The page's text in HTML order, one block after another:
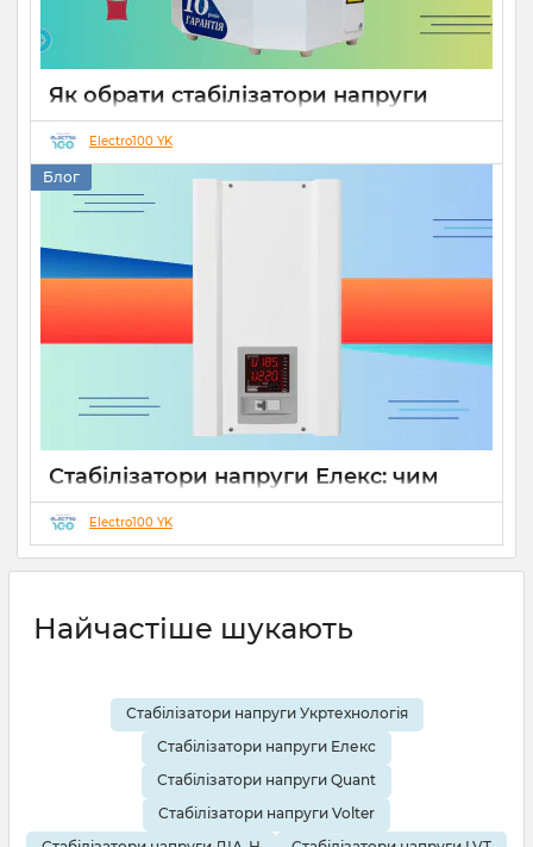
Як обрати стабілізатори напруги
Укртехнологія для дому чи бізнесу
Electro100 YK
Блог
Стабілізатори напруги Елекс: чим
відрізняються серії Ампер, Герц і
Гібрид (огляд інженерів)
19 08 2025 0 10 хвилин
Electro100 YK
Найчастіше шукають
Стабілізатори напруги Укртехнологія
Стабілізатори напруги Елекс
Стабілізатори напруги Quant
Стабілізатори напруги Volter